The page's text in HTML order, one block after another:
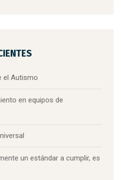
el Autismo
en equipos de
un estándar a cumplir, es